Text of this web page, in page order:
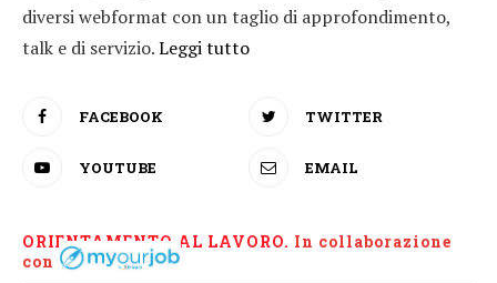
diversi webformat con un taglio di approfondimento,
talk e di servizio.Leggi tutto
FACEBOOK TWITTER
YOUTUBE EMAIL
ORIENTAMENTO AL LAVORO. In collaborazione
con